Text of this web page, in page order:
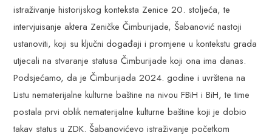
istraživanje historijskog konteksta Zenice 20. stoljeća, te
intervjuisanje aktera Zeničke Čimburijade, Šabanović nastoji
ustanoviti, koji su ključni događaji i promjene u kontekstu grada
utjecali na stvaranje statusa Čimburijade koji ona ima danas.
Podsjećamo, da je Čimburijada 2024. godine i uvrštena na
Listu nematerijalne kulturne baštine na nivou FBiH i BiH, te time
postala prvi oblik nematerijalne kulturne baštine koji je dobio
takav status u ZDK. Šabanovićevo istraživanje početkom